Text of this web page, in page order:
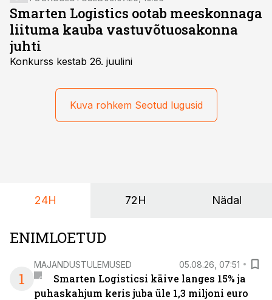
Smarten Logistics ootab meeskonnaga
liituma kauba vastuvõtuosakonna
juhti
Konkurss kestab 26. juulini
Kuva rohkem Seotud lugusid
24H 72H Nädal
ENIMLOETUD
1
MAJANDUSTULEMUSED 05.08.26, 07:51
Smarten Logisticsi käive langes 15% ja
puhaskahjum keris juba üle 1,3 miljoni euro